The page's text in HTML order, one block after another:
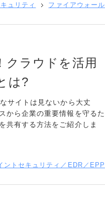
ュリティ ファイアウォール
クラウドを活用
は?
サイトは見ないから大丈
から企業の重要情報を守るた
共有する方法をご紹介しま
ントセキュリティ／EDR／EPP